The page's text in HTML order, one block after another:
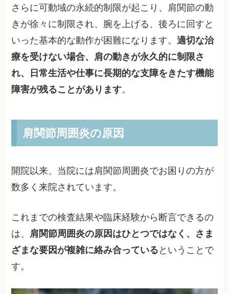
さらに可動域の永続的制限が起こり、肩関節の動
きが徐々に制限され、腕を上げる、後ろに回すと
いった基本的な動作が困難になります。適切な治
療を受けない場合、肩の動きが永久的に制限さ
れ、日常生活や仕事に長期的な支障をきたす機能
障害が残ることがあります。
肩関節周囲炎の原因
開院以来、当院には肩関節周囲炎でお困りの方が
数多く来院されています。
これまでの検査結果や臨床経験から断言できるの
は、 肩関節周囲炎の原因はひとつではなく、さま
ざまな要因が複雑に絡み合っている ということで
す。